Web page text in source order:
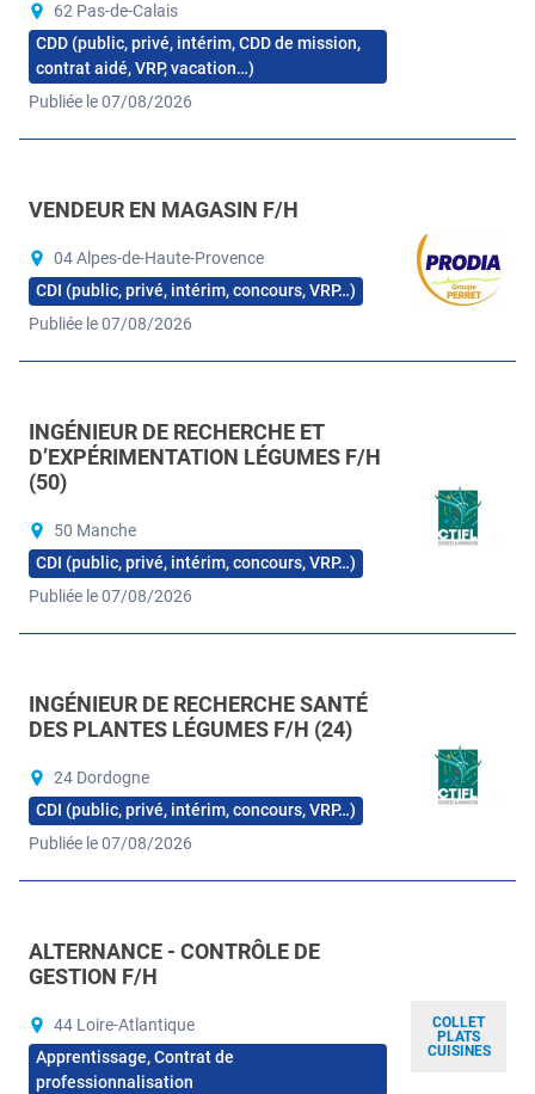
62 Pas-de-Calais
CDD (public, privé, intérim, CDD de mission,
contrat aidé, VRP, vacation…)
Publiée le 07/08/2026
VENDEUR EN MAGASIN F/H
04 Alpes-de-Haute-Provence
CDI (public, privé, intérim, concours, VRP…)
Publiée le 07/08/2026
INGÉNIEUR DE RECHERCHE ET
D’EXPÉRIMENTATION LÉGUMES F/H
(50)
50 Manche
CDI (public, privé, intérim, concours, VRP…)
Publiée le 07/08/2026
INGÉNIEUR DE RECHERCHE SANTÉ
DES PLANTES LÉGUMES F/H (24)
24 Dordogne
CDI (public, privé, intérim, concours, VRP…)
Publiée le 07/08/2026
COLLET
PLATS
CUISINES
ALTERNANCE - CONTRÔLE DE
GESTION F/H
44 Loire-Atlantique
Apprentissage, Contrat de
professionnalisation